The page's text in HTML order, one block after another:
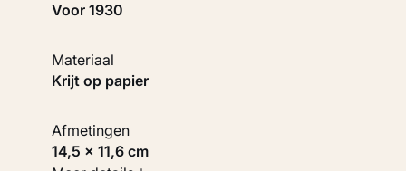
voor 1930
Materiaal
Krijt op papier
Afmetingen
14,5 × 11,6 cm